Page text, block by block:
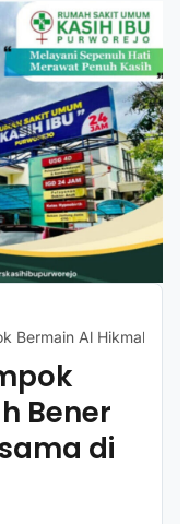
Bermain Al Hikmah
Bener
di